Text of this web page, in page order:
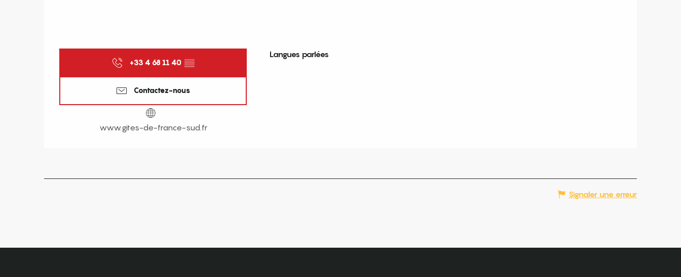
+33 4 68 11 40 ▒▒
Contactez-nous
www.gites-de-france-sud.fr
Langues parlées
Langues parlées
Signaler une erreur